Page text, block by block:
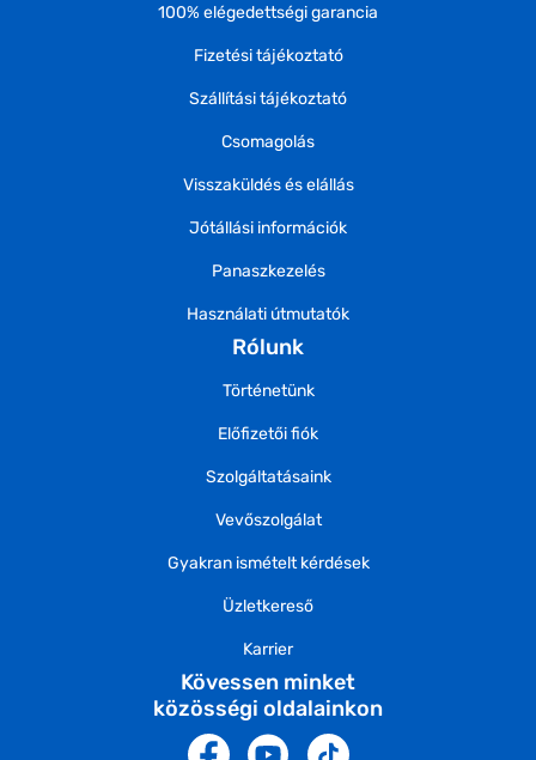
100% elégedettségi garancia
Fizetési tájékoztató
Szállítási tájékoztató
Csomagolás
Visszaküldés és elállás
Jótállási információk
Panaszkezelés
Használati útmutatók
Rólunk
Történetünk
Előfizetői fiók
Szolgáltatásaink
Vevőszolgálat
Gyakran ismételt kérdések
Üzletkereső
Karrier
Kövessen minket
közösségi oldalainkon